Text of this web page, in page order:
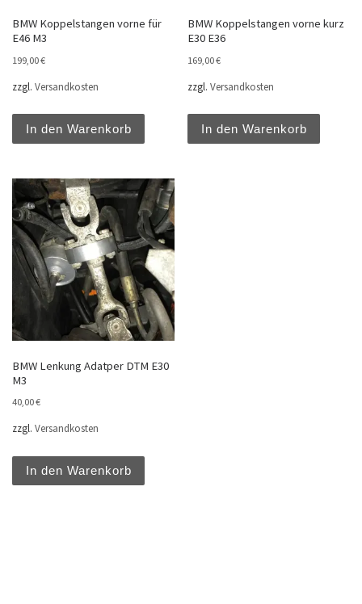
BMW Koppelstangen vorne für
E46 M3
199,00€
zzgl. Versandkosten
In den Warenkorb
BMW Koppelstangen vorne kurz
E30 E36
169,00€
zzgl.Versandkosten
In den Warenkorb
BMW Lenkung Adatper DTM E30
M3
40,00€
zzgl. Versandkosten
In den Warenkorb